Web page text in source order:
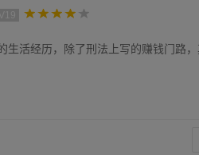
生活经历，除了刑法上写的赚钱门路